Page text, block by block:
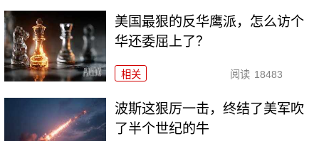
美国最狠的反华鹰派，怎么访个
华还委屈上了？
相关 阅读 18483
波斯这狠厉一击，终结了美军吹
了半个世纪的牛